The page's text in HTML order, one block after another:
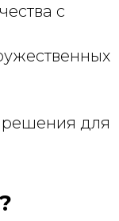
с
решения для